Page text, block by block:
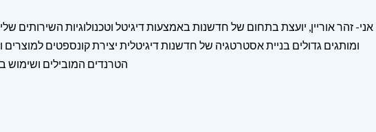
אני- זהר אוריין, יועצת בתחום של חדשנות באמצעות דיגיטל וטכנולוגיות השירותים
ומותגים גדולים בניית אסטרטגיה של חדשנות דיגיטלית יצירת קונספטים למוצרים
הטרנדים המובילים ושימוש